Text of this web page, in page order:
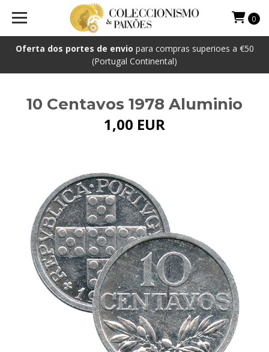
Oferta dos portes de envio para compras superioes a €50
(Portugal Continental)
0
10 Centavos 1978 Aluminio
1,00 EUR